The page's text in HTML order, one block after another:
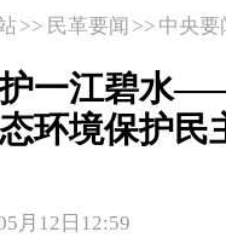
>> 民革要闻 >> 中央要
护一江碧水
环境保护民
12日12:59